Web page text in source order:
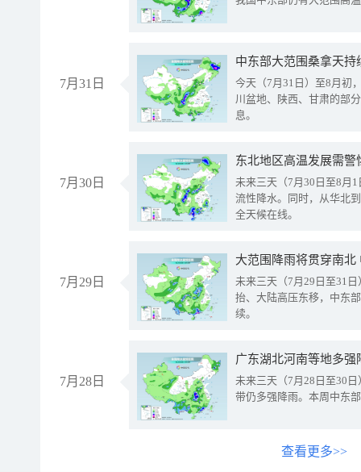
7月31日
中东部大范围桑拿天
今天（7月31日）至8月初
川盆地、陕西、甘肃的部
息。
7月30日
东北地区高温发展需
未来三天（7月30日至8月
流性降水。同时，从华北
全天候在线。
7月29日
大范围降雨将贯穿南
未来三天（7月29日至31
抬、大陆高压东移，中东
续。
7月28日
广东湖北河南等地多
未来三天（7月28日至30
带仍多强降雨。本周中东
查看更多>>